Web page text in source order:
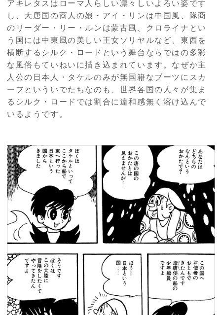
アキレタスはローマ人らしい凛々しいよろい姿です
し、大唐国の商人の娘・アイ・リンは中国風、隊商
のリーダー・リー・ルンは蒙古風、クロライナとい
う国には中東風の美しい王女ソリヤルなど、東西を
横断するシルク・ロードという舞台ならではの多彩
な風俗もていねいに描き込まれています。なぜか主
人公の日本人・タケルのみが無国籍なブーツにスカ
ーフといういでたちなのも、世界各国の人々が集ま
るシルク・ロードでは割合に違和感無く溶け込んで
いるようです。